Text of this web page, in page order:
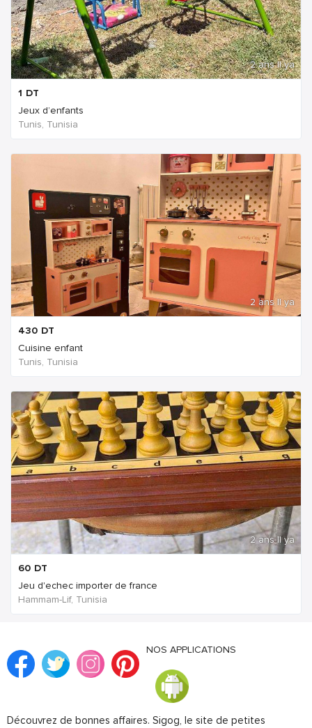
2 ans Il ya
1 DT
Jeux d’enfants
Tunis, Tunisia
2 ans Il ya
430 DT
Cuisine enfant
Tunis, Tunisia
2 ans Il ya
60 DT
Jeu d'echec importer de france
Hammam-Lif, Tunisia
NOS APPLICATIONS
Découvrez de bonnes affaires. Sigog, le site de petites